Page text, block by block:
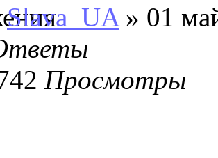
Slava_UA» 01
Просмотры